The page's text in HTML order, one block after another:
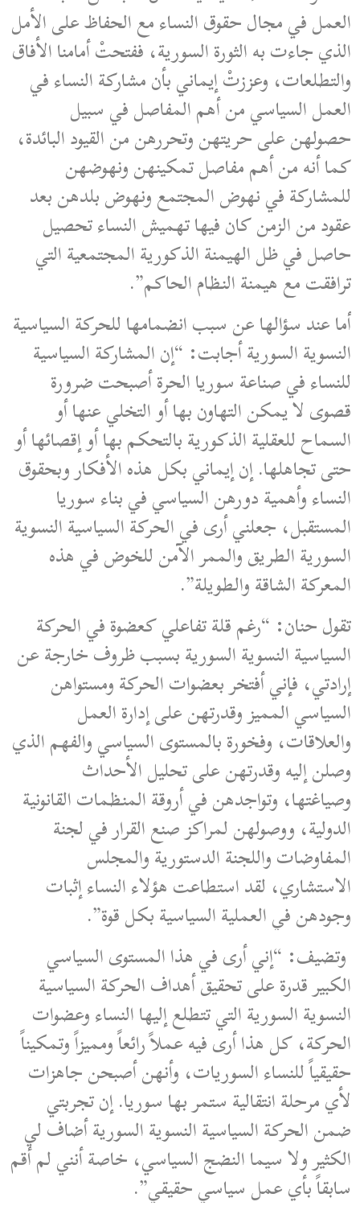
العمل في مجال حقوق النساء مع الحفاظ على الأمل
الذي جاءت به الثورة السورية، ففتحتْ أمامنا الأفاق
والتطلعات، وعززتْ إيماني بأن مشاركة النساء في
العمل السياسي من أهم المفاصل في سبيل
حصولهن على حريتهن وتحررهن من القيود البائدة،
كما أنه من أهم مفاصل تمكينهن ونهوضهن
للمشاركة في نهوض المجتمع ونهوض بلدهن بعد
عقود من الزمن كان فيها تهميش النساء تحصيل
حاصل في ظل الهيمنة الذكورية المجتمعية التي
ترافقت مع هيمنة النظام الحاكم”.
أما عند سؤالها عن سبب انضمامها للحركة السياسية
النسوية السورية أجابت: “إن المشاركة السياسية
للنساء في صناعة سوريا الحرة أصبحت ضرورة
قصوى لا يمكن التهاون بها أو التخلي عنها أو
السماح للعقلية الذكورية بالتحكم بها أو إقصائها أو
حتى تجاهلها. إن إيماني بكل هذه الأفكار وبحقوق
النساء وأهمية دورهن السياسي في بناء سوريا
المستقبل، جعلني أرى في الحركة السياسية النسوية
السورية الطريق والممر الآمن للخوض في هذه
المعركة الشاقة والطويلة”.
تقول حنان: “رغم قلة تفاعلي كعضوة في الحركة
السياسية النسوية السورية بسبب ظروف خارجة عن
إرادتي، فإني أفتخر بعضوات الحركة ومستواهن
السياسي المميز وقدرتهن على إدارة العمل
والعلاقات، وفخورة بالمستوى السياسي والفهم الذي
وصلن إليه وقدرتهن على تحليل الأحداث
وصياغتها، وتواجدهن في أروقة المنظمات القانونية
الدولية، ووصولهن لمراكز صنع القرار في لجنة
المفاوضات واللجنة الدستورية والمجلس
الاستشاري، لقد استطاعت هؤلاء النساء إثبات
وجودهن في العملية السياسية بكل قوة”.
وتضيف: “إني أرى في هذا المستوى السياسي
الكبير قدرة على تحقيق أهداف الحركة السياسية
النسوية السورية التي تتطلع إليها النساء وعضوات
الحركة، كل هذا أرى فيه عملاً رائعاً ومميزاً وتمكيناً
حقيقياً للنساء السوريات، وأنهن أصبحن جاهزات
لأي مرحلة انتقالية ستمر بها سوريا. إن تجربتي
ضمن الحركة السياسية النسوية السورية أضاف لي
الكثير ولا سيما النضج السياسي، خاصة أنني لم أقم
سابقاً بأي عمل سياسي حقيقي”.